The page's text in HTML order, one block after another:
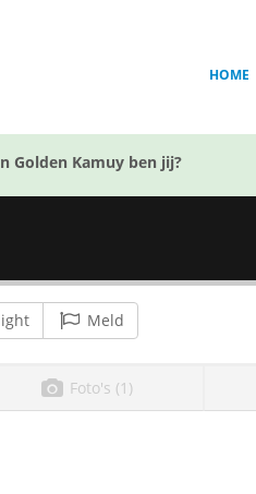
HOME
Golden Kamuy ben jij?
Meld
Foto's (1)